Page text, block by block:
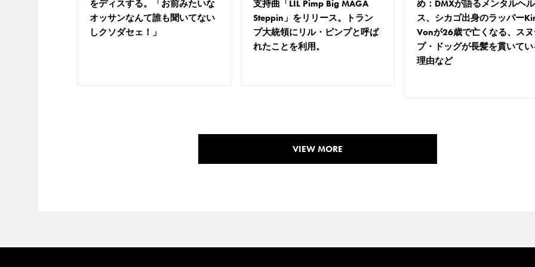
をディスする。「お前みたいな
オッサンなんて誰も聞いてない
しクソダセェ！」
支持曲「LIL Pimp Big MAGA
Steppin」をリリース。トラン
プ大統領にリル・ピンプと呼ば
れたことを利用。
め：DMXが語るメンタルヘル
ス、シカゴ出身のラッパー
Vonが26歳で亡くなる、ス
プ・ドッグが長髪を貫いてい
理由など
VIEW MORE